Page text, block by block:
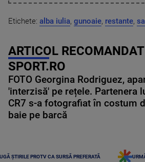
Etichete: alba iulia, gunoaie, restante,
ARTICOL
SPORT.RO
FOTO Georgina Rodriguez,
'interzisă' pe rețele. Partenera
CR7 s-a fotografiat în costum
baie pe barcă
ȘTIRILE PROTV CA SURSĂ PREFERATĂ